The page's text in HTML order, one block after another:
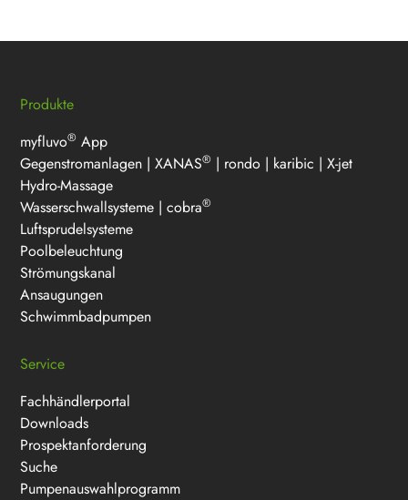
Produkte
myfluvo® App
Gegenstromanlagen |XANAS® | rondo | karibic |X-jet
Hydro-Massage
Wasserschwallsysteme |cobra®
Luftsprudelsysteme
Poolbeleuchtung
Strömungskanal
Ansaugungen
Schwimmbadpumpen
Service
Fachhändlerportal
Downloads
Prospektanforderung
Suche
Pumpenauswahlprogramm